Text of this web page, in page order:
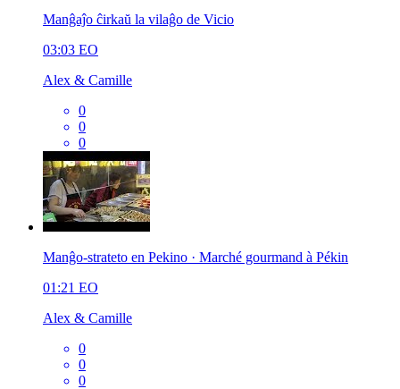
Manĝaĵo ĉirkaŭ la vilaĝo de Vicio
03:03 EO
Alex & Camille
0
0
0
Manĝo-strateto en Pekino · Marché gourmand à Pékin
01:21 EO
Alex & Camille
0
0
0